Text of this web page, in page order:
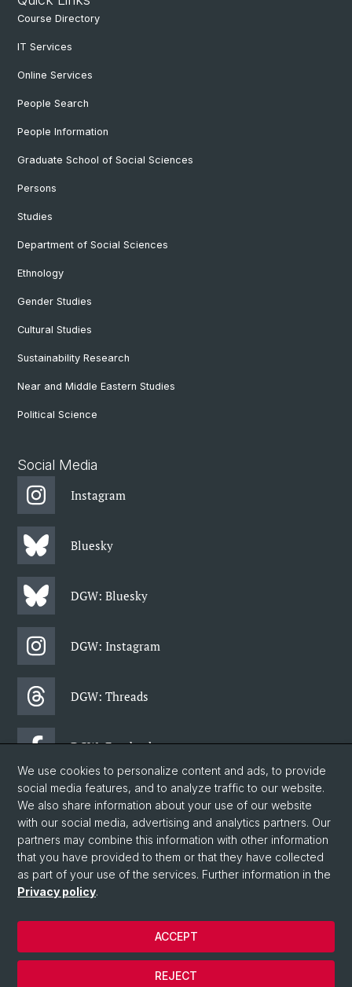
Course Directory
IT Services
Online Services
People Search
People Information
Graduate School of Social Sciences
Persons
Studies
Department of Social Sciences
Ethnology
Gender Studies
Cultural Studies
Sustainability Research
Near and Middle Eastern Studies
Political Science
Social Media
Instagram
Bluesky
DGW: Bluesky
DGW: Instagram
DGW: Threads
DGW: Facebook
Newsletter
© University of Basel
Faculty of Humanities and Social Sciences
Department of Social Sciences
Home
We use cookies to personalize content and ads, to provide
social media features, and to analyze traffic to our website.
We also share information about your use of our website
with our social media, advertising and analytics partners. Our
partners may combine this information with other information
that you have provided to them or that they have collected
as part of your use of the services. Further information in the
Privacy policy.
REJECT
ACCEPT